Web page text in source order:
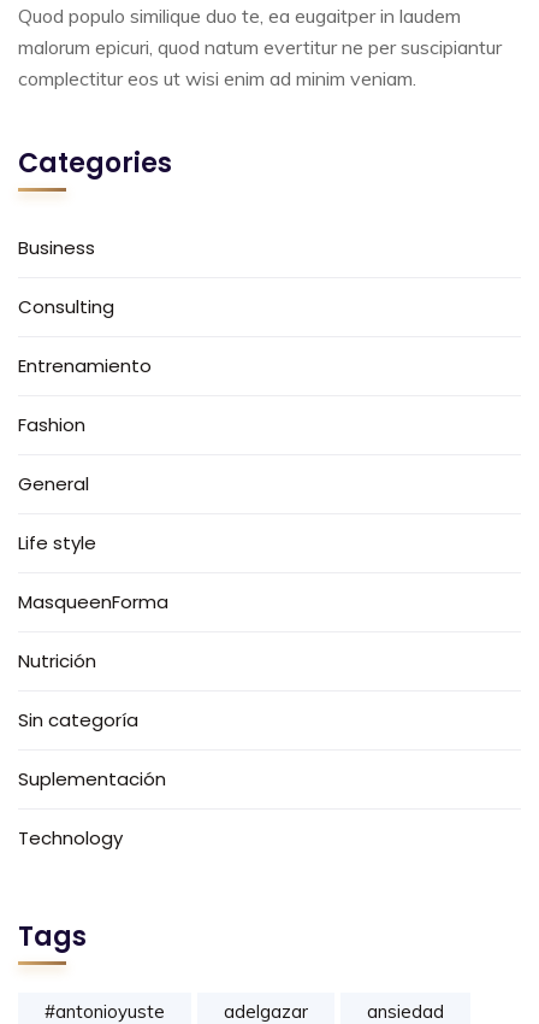
Quod populo similique duo te, ea eugaitper in laudem
malorum epicuri, quod natum evertitur ne per suscipiantur
complectitur eos ut wisi enim ad minim veniam.
Categories
Business
Consulting
Entrenamiento
Fashion
General
Life style
MasqueenForma
Nutrición
Sin categoría
Suplementación
Technology
Tags
#antonioyuste adelgazar ansiedad